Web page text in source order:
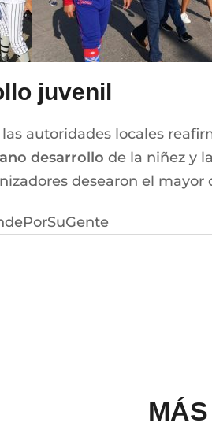
juvenil
autoridades locales
desarrollo de la niñez y
desearon el